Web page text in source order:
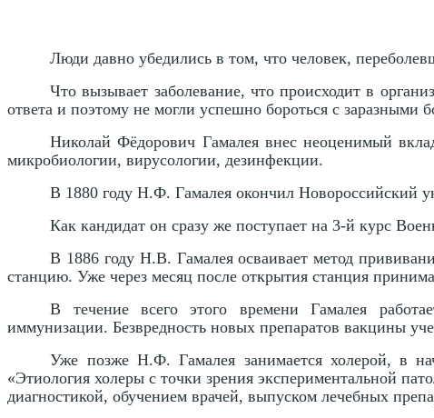
Люди давно убедились в том, что человек,
Что вызывает заболевание, что происходит в
ответа и поэтому не могли успешно бороться с заразными
Николай Фёдорович Гамалея внес неоценимый
микробиологии, вирусологии, дезинфекции.
В 1880 году Н.Ф. Гамалея окончил Новороссийский
Как кандидат он сразу же поступает на 3-й курс
В 1886 году Н.В. Гамалея осваивает метод
станцию. Уже через месяц после открытия станция
В течение всего этого времени Гамалея
иммунизации. Безвредность новых препаратов вакцины
Уже позже Н.Ф. Гамалея занимается холерой, в
«Этиология холеры с точки зрения экспериментальной
диагностикой, обучением врачей, выпуском лечебных